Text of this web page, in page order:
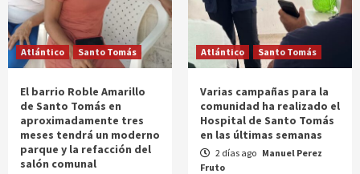
Atlántico Santo Tomás
El barrio Roble Amarillo
de Santo Tomás en
aproximadamente tres
meses tendrá un moderno
parque y la refacción del
salón comunal
Atlántico Santo Tomás
Varias campañas para la
comunidad ha realizado el
Hospital de Santo Tomás
en las últimas semanas
2 días ago Manuel Perez
Fruto